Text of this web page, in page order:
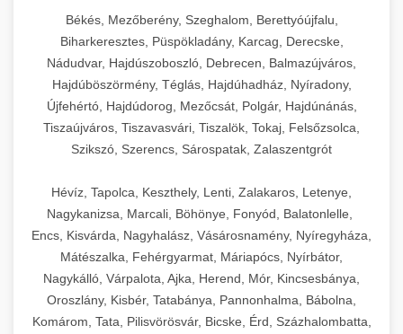
Békés, Mezőberény, Szeghalom, Berettyóújfalu,
Biharkeresztes, Püspökladány, Karcag, Derecske,
Nádudvar, Hajdúszoboszló, Debrecen, Balmazújváros,
Hajdúböszörmény, Téglás, Hajdúhadház, Nyíradony,
Újfehértó, Hajdúdorog, Mezőcsát, Polgár, Hajdúnánás,
Tiszaújváros, Tiszavasvári, Tiszalök, Tokaj, Felsőzsolca,
Szikszó, Szerencs, Sárospatak, Zalaszentgrót
Hévíz, Tapolca, Keszthely, Lenti, Zalakaros, Letenye,
Nagykanizsa, Marcali, Böhönye, Fonyód, Balatonlelle,
Encs, Kisvárda, Nagyhalász, Vásárosnamény, Nyíregyháza,
Mátészalka, Fehérgyarmat, Máriapócs, Nyírbátor,
Nagykálló, Várpalota, Ajka, Herend, Mór, Kincsesbánya,
Oroszlány, Kisbér, Tatabánya, Pannonhalma, Bábolna,
Komárom, Tata, Pilisvörösvár, Bicske, Érd, Százhalombatta,